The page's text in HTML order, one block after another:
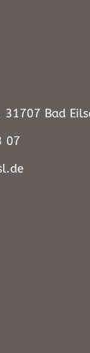
31707 Bad
07